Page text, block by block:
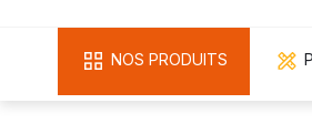
NOS PRODUITS